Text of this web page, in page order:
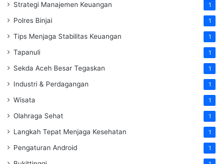
Strategi Manajemen Keuangan 1
Polres Binjai 1
Tips Menjaga Stabilitas Keuangan 1
Tapanuli 1
Sekda Aceh Besar Tegaskan 1
Industri & Perdagangan 1
Wisata 1
Olahraga Sehat 1
Langkah Tepat Menjaga Kesehatan 1
Pengaturan Android 1